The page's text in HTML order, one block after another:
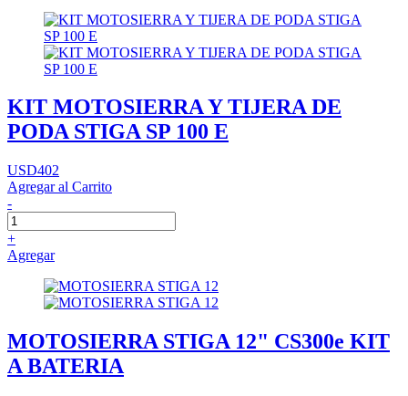
KIT MOTOSIERRA Y TIJERA DE
PODA STIGA SP 100 E
USD402
Agregar al Carrito
-
+
Agregar
MOTOSIERRA STIGA 12" CS300e KIT
A BATERIA